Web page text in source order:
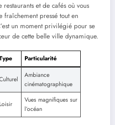
et de cafés où vous
fraîchement pressé tout en
un moment privilégié pour se
de cette belle ville dynamique.
Particularité
Ambiance
cinématographique
Loisir
Vues magnifiques sur
l’océan